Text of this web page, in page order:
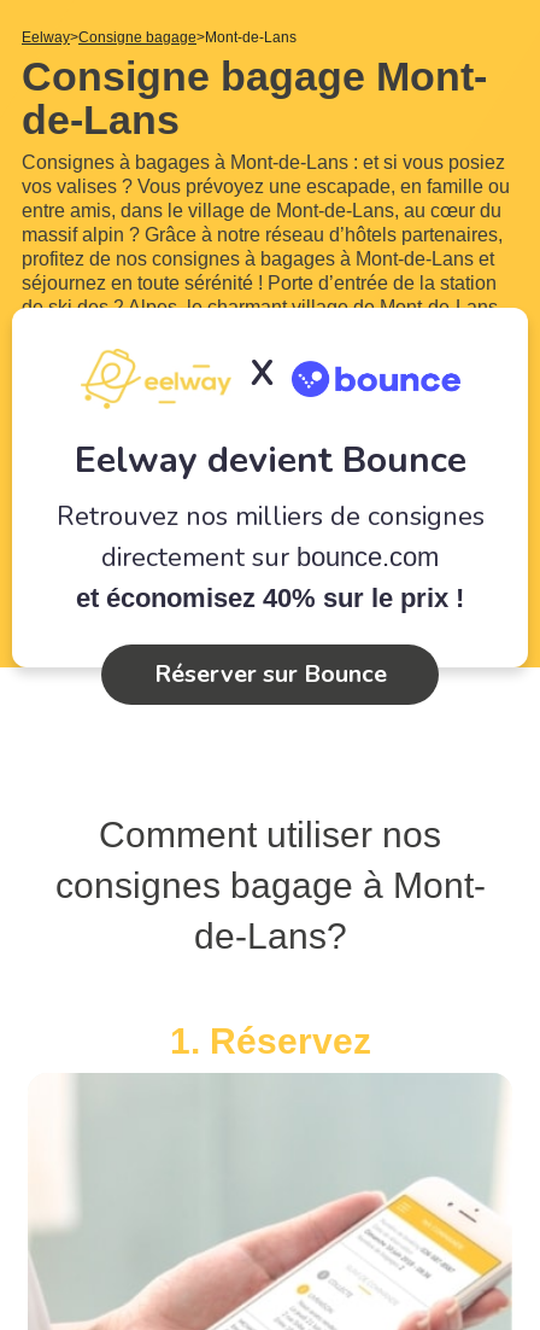
Eelway Consigne bagage Mont-de-Lans
Consigne bagage Mont-
de-Lans
Consignes à bagages à Mont-de-Lans : et si vous posiez
vos valises ? Vous prévoyez une escapade, en famille ou
entre amis, dans le village de Mont-de-Lans, au cœur du
massif alpin ? Grâce à notre réseau d’hôtels partenaires,
profitez de nos consignes à bagages à Mont-de-Lans et
séjournez en toute sérénité ! Porte d’entrée de la station
de ski des 2 Alpes, le charmant village de Mont-de-Lans
cœur de la vallée de l’Isère, cette bourgade
X
Eelway devient Bounce
Retrouvez nos milliers de consignes
directement sur bounce.com
et économisez 40% sur le prix !
Réserver sur Bounce
Comment utiliser nos
consignes bagage à Mont-
de-Lans?
1. Réservez